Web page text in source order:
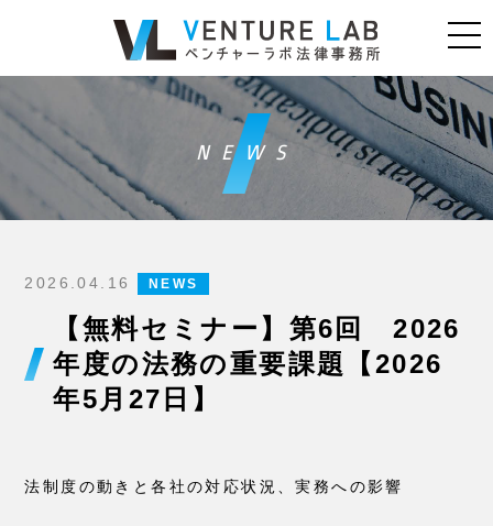
NEWS
2026.04.16 NEWS
【無料セミナー】第6回 2026
年度の法務の重要課題【2026
年5月27日】
法制度の動きと各社の対応状況、実務への影響